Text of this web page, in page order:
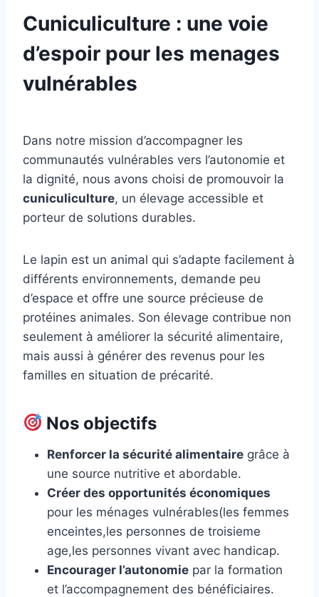
Cuniculiculture : une voie
d’espoir pour les menages
vulnérables
Dans notre mission d’accompagner les
communautés vulnérables vers l’autonomie et
la dignité, nous avons choisi de promouvoir la
cuniculiculture, un élevage accessible et
porteur de solutions durables.
Le lapin est un animal qui s’adapte facilement à
différents environnements, demande peu
d’espace et offre une source précieuse de
protéines animales. Son élevage contribue non
seulement à améliorer la sécurité alimentaire,
mais aussi à générer des revenus pour les
familles en situation de précarité.
Nos objectifs
Renforcer la sécurité alimentaire grâce à
une source nutritive et abordable.
Créer des opportunités économiques
pour les ménages vulnérables(les femmes
enceintes,les personnes de troisieme
age,les personnes vivant avec handicap.
Encourager l’autonomie par la formation
et l’accompagnement des bénéficiaires.